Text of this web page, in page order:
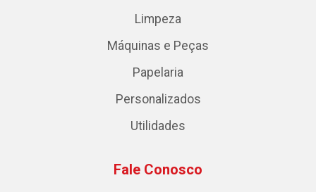
Limpeza
Máquinas e Peças
Papelaria
Personalizados
Utilidades
Fale Conosco